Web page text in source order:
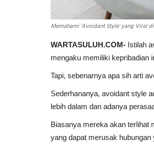
Memahami 'Avoidant Style' yang Viral
WARTASULUH.COM- Istilah
mengaku memiliki kepribadian
Tapi, sebenarnya apa sih arti
Sederhananya, avoidant style
lebih dalam dan adanya
Biasanya mereka akan terlihat
yang dapat merusak